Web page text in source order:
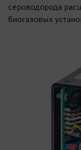
сероводорода
биогазовых